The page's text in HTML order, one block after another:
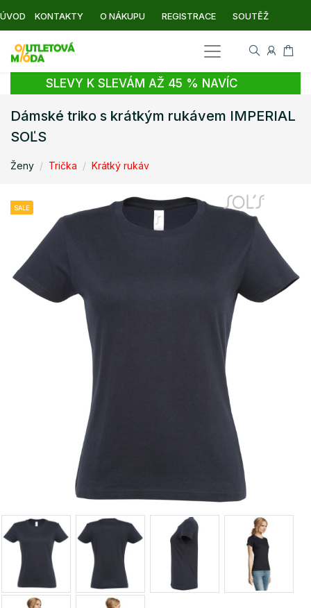
ÚVOD KONTAKTY O NÁKUPU REGISTRACE SOUTĚŽ
SLEVY K SLEVÁM AŽ 45 % NAVÍC
Dámské triko s krátkým rukávem IMPERIAL
SOĽS
Ženy Trička Krátký rukáv
SALE